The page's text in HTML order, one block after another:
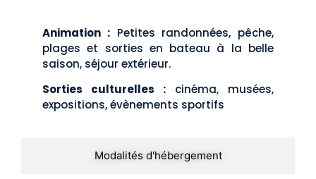
Modalités d'hébergement
Animation :Petites randonnées, pêche,
plages et sorties en bateau à la belle
saison, séjour extérieur.
Sorties culturelles : cinéma, musées,
expositions, évènements sportifs